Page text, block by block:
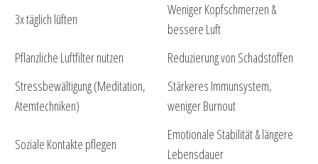
3x täglich lüften
Weniger Kopfschmerzen &
bessere Luft
Pflanzliche Luftfilter nutzen
Reduzierung von Schadstoffen
Stressbewältigung (Meditation,
Atemtechniken)
Stärkeres Immunsystem,
weniger Burnout
Soziale Kontakte pflegen
Emotionale Stabilität & längere
Lebensdauer